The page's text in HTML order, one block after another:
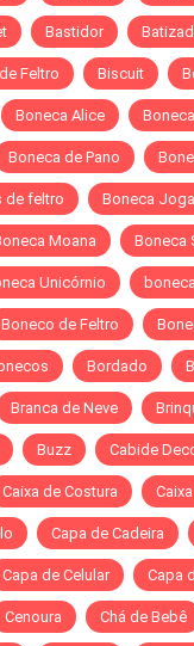
Bastidor
Feltro Biscuit
Boneca Alice
Boneca de Pano
de feltro Boneca
Moana Boneca
Unicórnio
Boneco de Feltro
Bordado
Branca de Neve
Buzz Cabide
Caixa de Costura
Capa de Cadeira
Capa de Celular Capa
Cenoura Chá de Bebê